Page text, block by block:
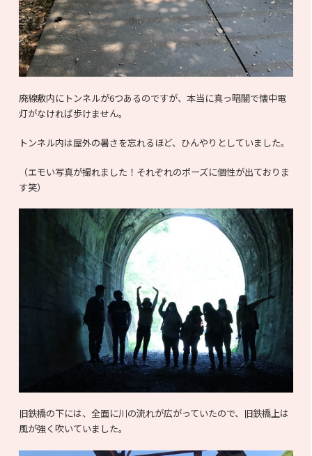
廃線敷内にトンネルが6つあるのですが、本当に真っ暗闇で懐中電
灯がなければ歩けません。
トンネル内は屋外の暑さを忘れるほど、ひんやりとしていました。
（エモい写真が撮れました！それぞれのポーズに個性が出ておりま
す笑）
旧鉄橋の下には、全面に川の流れが広がっていたので、旧鉄橋上は
風が強く吹いていました。